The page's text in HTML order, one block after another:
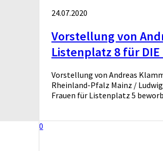
24.07.2020
Vorstellung von
Listenplatz 8 für
Vorstellung von Andreas
Rheinland-Pfalz Mainz /
Frauen für Listenplatz 5
0